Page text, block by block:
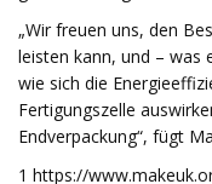
„Wir freuen uns, den
leisten kann, und – was
wie sich die
Fertigungszelle
Endverpackung“, fügt
1 https://